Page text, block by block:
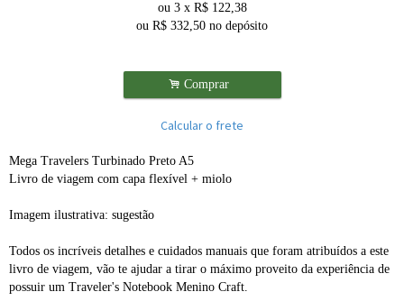
ou 3 x R$ 122,38
ou R$ 332,50 no depósito
. Comprar
Calcular o frete
Mega Travelers Turbinado Preto A5
Livro de viagem com capa flexível + miolo
Imagem ilustrativa: sugestão
Todos os incríveis detalhes e cuidados manuais que foram atribuídos a este
livro de viagem, vão te ajudar a tirar o máximo proveito da experiência de
possuir um Traveler's Notebook Menino Craft.